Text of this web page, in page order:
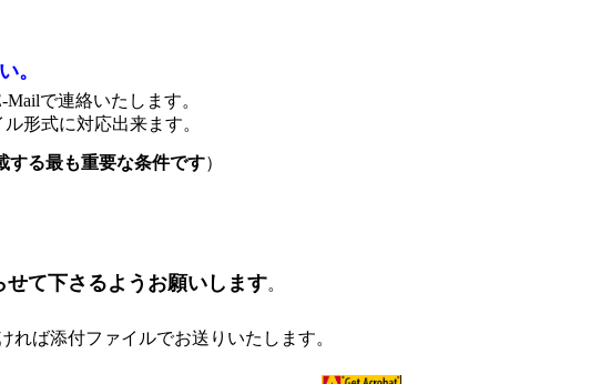
。
で連絡いたします。
形式に対応出来ます。
する最も重要な条件です）
せて下さるようお願いします。
ば添付ファイルでお送りいたします。